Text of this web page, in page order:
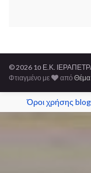
© 2026 1ο Ε.Κ.
Φτιαγμένο με
από
Όροι χρήσης